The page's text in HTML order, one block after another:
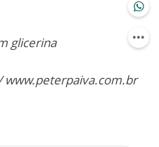
glicerina
www.peterpaiva.com.br